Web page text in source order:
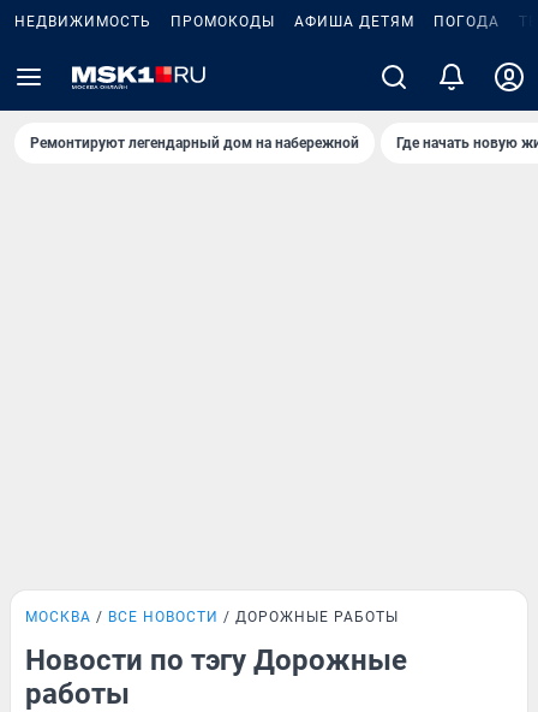
НЕДВИЖИМОСТЬ ПРОМОКОДЫ АФИША ДЕТЯМ ПОГОДА
Ремонтируют легендарный дом на набережной Где начать новую
МОСКВА ВСЕ НОВОСТИ ДОРОЖНЫЕ РАБОТЫ
Новости по тэгу Дорожные
работы